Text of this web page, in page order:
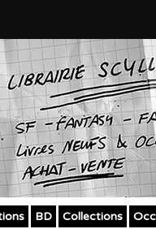
BD Collections